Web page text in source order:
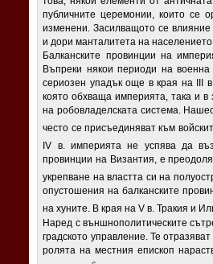
публичните церемонии, които се
изменени. Засилващото се влияние
и дори манталитета на
Балканските провинции на
Въпреки някои периоди на
сериозен упадък още в края на III
която обхваща империята, така и в
на робовладелската система.
често се присъединяват към
IV в. империята не успява да
провинции на Византия, е
укрепване на властта си на
опустошения на балканските
на хуните. В края на V в. Тракия и
Наред с външнополитическите
градското управление. Те
ролята на местния епископ